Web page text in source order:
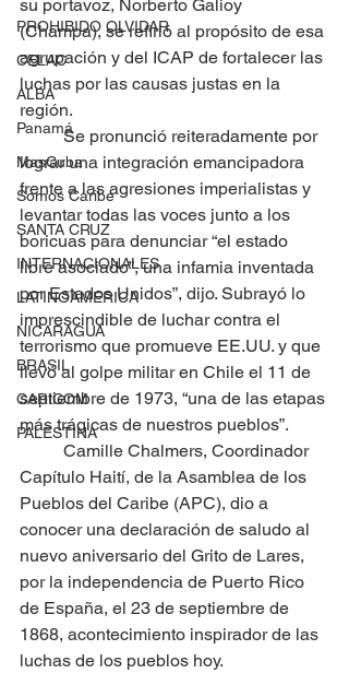
PROHIBIDO OLVIDAR
CELAC
ALBA
Panamá
MasCuba
Somos Caribe
SANTA CRUZ
INTERNACIONALES
LATINOAMERICA
NICARAGUA
BRASIL
CARICOM
PALESTINA
su portavoz, Norberto Galioy
(Champa), se refirió al propósito de esa
agrupación y del ICAP de fortalecer las
luchas por las causas justas en la
región.
	Se pronunció reiteradamente por
lograr una integración emancipadora
frente a las agresiones imperialistas y
levantar todas las voces junto a los
boricuas para denunciar “el estado
libre asociado”, una infamia inventada
por Estados Unidos”, dijo. Subrayó lo
imprescindible de luchar contra el
terrorismo que promueve EE.UU. y que
llevó al golpe militar en Chile el 11 de
septiembre de 1973, “una de las etapas
más trágicas de nuestros pueblos”.
Capítulo Haití, de la Asamblea de los
Pueblos del Caribe (APC), dio a
conocer una declaración de saludo al
nuevo aniversario del Grito de Lares,
por la independencia de Puerto Rico
de España, el 23 de septiembre de
1868, acontecimiento inspirador de las
luchas de los pueblos hoy.